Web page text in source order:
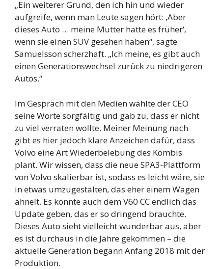
„Ein weiterer Grund, den ich hin und wieder
aufgreife, wenn man Leute sagen hört: ‚Aber
dieses Auto … meine Mutter hatte es früher‘,
wenn sie einen SUV gesehen haben“, sagte
Samuelsson scherzhaft. „Ich meine, es gibt auch
einen Generationswechsel zurück zu niedrigeren
Autos.“
Im Gespräch mit den Medien wählte der CEO
seine Worte sorgfältig und gab zu, dass er nicht
zu viel verraten wollte. Meiner Meinung nach
gibt es hier jedoch klare Anzeichen dafür, dass
Volvo eine Art Wiederbelebung des Kombis
plant. Wir wissen, dass die neue SPA3-Plattform
von Volvo skalierbar ist, sodass es leicht wäre, sie
in etwas umzugestalten, das eher einem Wagen
ähnelt. Es könnte auch dem V60 CC endlich das
Update geben, das er so dringend brauchte.
Dieses Auto sieht vielleicht wunderbar aus, aber
es ist durchaus in die Jahre gekommen – die
aktuelle Generation begann Anfang 2018 mit der
Produktion.